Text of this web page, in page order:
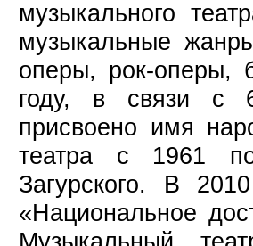
музыкального
музыкальные
оперы, рок-оперы,
году, в связи с
присвоено имя
театра с 1961
Загурского. В
«Национальное